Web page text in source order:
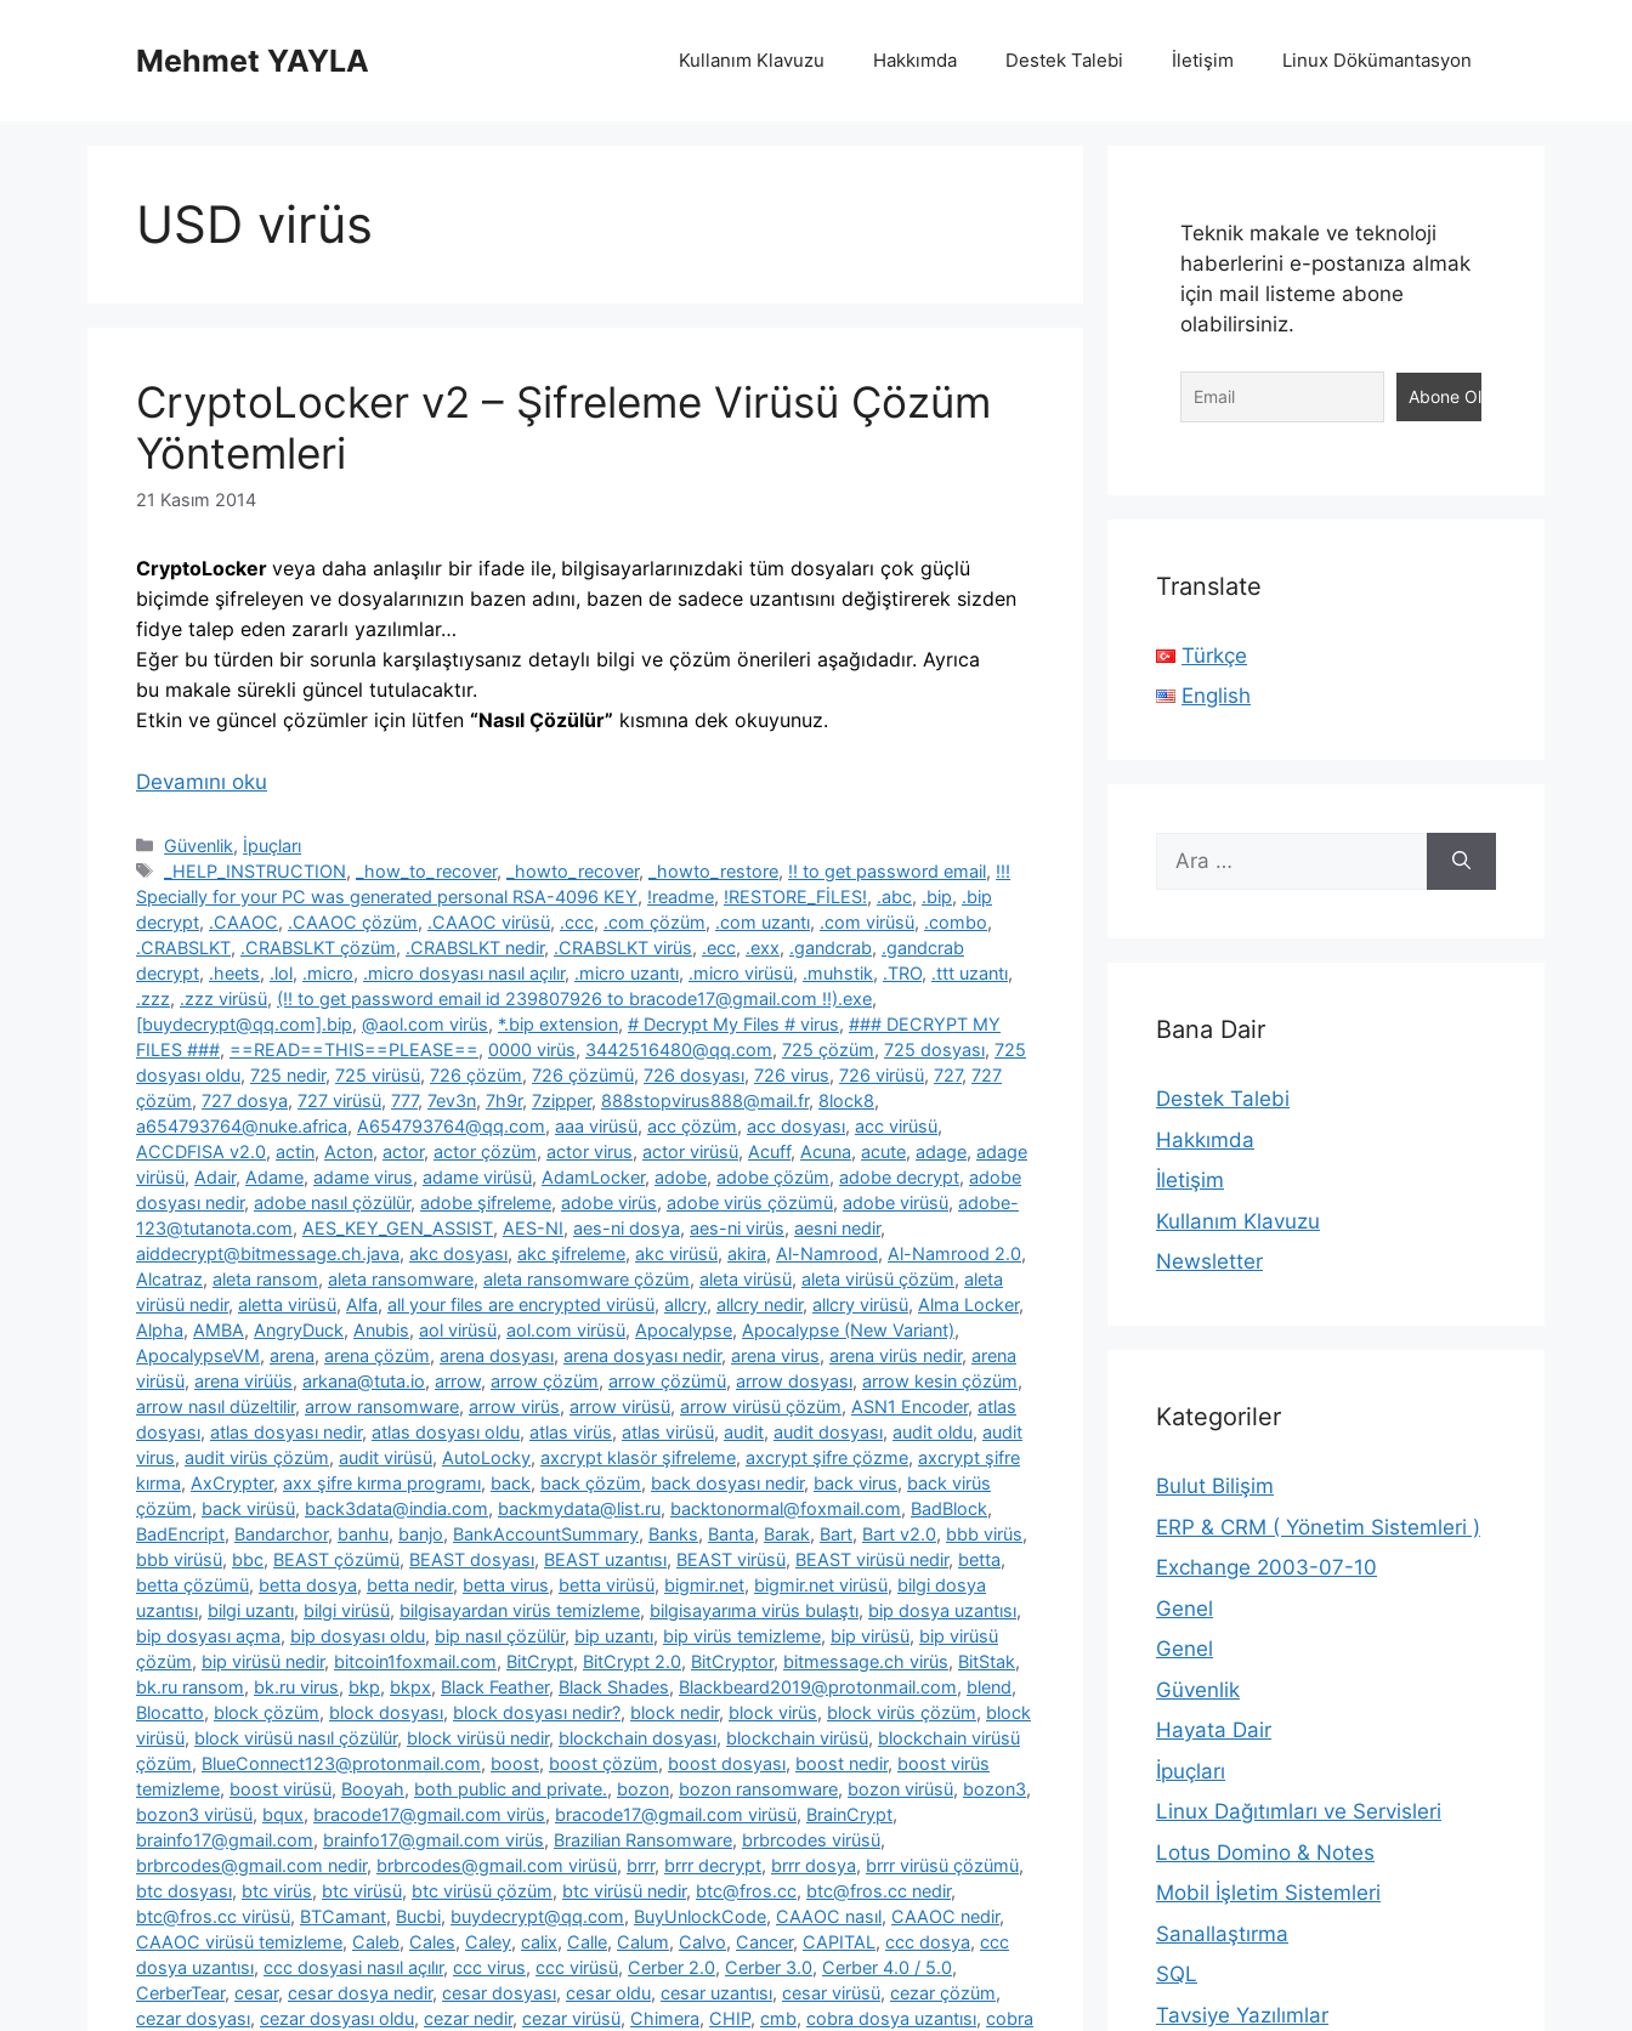
Mehmet YAYLA Kullanım Klavuzu Hakkımda Destek Talebi İletişim Linux Dökümantasyon
USD virüs
CryptoLocker v2 – Şifreleme Virüsü Çözüm
Yöntemleri
21 Kasım 2014
CryptoLocker veya daha anlaşılır bir ifade ile, bilgisayarlarınızdaki tüm dosyaları çok güçlü
biçimde şifreleyen ve dosyalarınızın bazen adını, bazen de sadece uzantısını değiştirerek sizden
fidye talep eden zararlı yazılımlar…
Eğer bu türden bir sorunla karşılaştıysanız detaylı bilgi ve çözüm önerileri aşağıdadır. Ayrıca
bu makale sürekli güncel tutulacaktır.
Etkin ve güncel çözümler için lütfen “Nasıl Çözülür” kısmına dek okuyunuz.
Devamını oku
Kategoriler
Güvenlik, İpuçları
Etiketler
_HELP_INSTRUCTION, _how_to_recover, _howto_recover, _howto_restore, !! to get password email, !!!
Specially for your PC was generated personal RSA-4096 KEY, !readme, !RESTORE_FİLES!, .abc, .bip, .bip
decrypt, .CAAOC, .CAAOC çözüm, .CAAOC virüsü, .ccc, .com çözüm, .com uzantı, .com virüsü, .combo,
.CRABSLKT, .CRABSLKT çözüm, .CRABSLKT nedir, .CRABSLKT virüs, .ecc, .exx, .gandcrab, .gandcrab
decrypt, .heets, .lol, .micro, .micro dosyası nasıl açılır, .micro uzantı, .micro virüsü, .muhstik, .TRO, .ttt uzantı,
.zzz, .zzz virüsü, (!! to get password email id 239807926 to bracode17@gmail.com !!).exe,
[buydecrypt@qq.com].bip, @aol.com virüs, *.bip extension, # Decrypt My Files # virus, ### DECRYPT MY
FILES ###, ==READ==THIS==PLEASE==, 0000 virüs, 3442516480@qq.com, 725 çözüm, 725 dosyası, 725
dosyası oldu, 725 nedir, 725 virüsü, 726 çözüm, 726 çözümü, 726 dosyası, 726 virus, 726 virüsü, 727, 727
çözüm, 727 dosya, 727 virüsü, 777, 7ev3n, 7h9r, 7zipper, 888stopvirus888@mail.fr, 8lock8,
a654793764@nuke.africa, A654793764@qq.com, aaa virüsü, acc çözüm, acc dosyası, acc virüsü,
ACCDFISA v2.0, actin, Acton, actor, actor çözüm, actor virus, actor virüsü, Acuff, Acuna, acute, adage, adage
virüsü, Adair, Adame, adame virus, adame virüsü, AdamLocker, adobe, adobe çözüm, adobe decrypt, adobe
dosyası nedir, adobe nasıl çözülür, adobe şifreleme, adobe virüs, adobe virüs çözümü, adobe virüsü, adobe-
123@tutanota.com, AES_KEY_GEN_ASSIST, AES-NI, aes-ni dosya, aes-ni virüs, aesni nedir,
aiddecrypt@bitmessage.ch.java, akc dosyası, akc şifreleme, akc virüsü, akira, Al-Namrood, Al-Namrood 2.0,
Alcatraz, aleta ransom, aleta ransomware, aleta ransomware çözüm, aleta virüsü, aleta virüsü çözüm, aleta
virüsü nedir, aletta virüsü, Alfa, all your files are encrypted virüsü, allcry, allcry nedir, allcry virüsü, Alma Locker,
Alpha, AMBA, AngryDuck, Anubis, aol virüsü, aol.com virüsü, Apocalypse, Apocalypse (New Variant),
ApocalypseVM, arena, arena çözüm, arena dosyası, arena dosyası nedir, arena virus, arena virüs nedir, arena
virüsü, arena virüüs, arkana@tuta.io, arrow, arrow çözüm, arrow çözümü, arrow dosyası, arrow kesin çözüm,
arrow nasıl düzeltilir, arrow ransomware, arrow virüs, arrow virüsü, arrow virüsü çözüm, ASN1 Encoder, atlas
dosyası, atlas dosyası nedir, atlas dosyası oldu, atlas virüs, atlas virüsü, audit, audit dosyası, audit oldu, audit
virus, audit virüs çözüm, audit virüsü, AutoLocky, axcrypt klasör şifreleme, axcrypt şifre çözme, axcrypt şifre
kırma, AxCrypter, axx şifre kırma programı, back, back çözüm, back dosyası nedir, back virus, back virüs
çözüm, back virüsü, back3data@india.com, backmydata@list.ru, backtonormal@foxmail.com, BadBlock,
BadEncript, Bandarchor, banhu, banjo, BankAccountSummary, Banks, Banta, Barak, Bart, Bart v2.0, bbb virüs,
bbb virüsü, bbc, BEAST çözümü, BEAST dosyası, BEAST uzantısı, BEAST virüsü, BEAST virüsü nedir, betta,
betta çözümü, betta dosya, betta nedir, betta virus, betta virüsü, bigmir.net, bigmir.net virüsü, bilgi dosya
uzantısı, bilgi uzantı, bilgi virüsü, bilgisayardan virüs temizleme, bilgisayarıma virüs bulaştı, bip dosya uzantısı,
bip dosyası açma, bip dosyası oldu, bip nasıl çözülür, bip uzantı, bip virüs temizleme, bip virüsü, bip virüsü
çözüm, bip virüsü nedir, bitcoin1foxmail.com, BitCrypt, BitCrypt 2.0, BitCryptor, bitmessage.ch virüs, BitStak,
bk.ru ransom, bk.ru virus, bkp, bkpx, Black Feather, Black Shades, Blackbeard2019@protonmail.com, blend,
Blocatto, block çözüm, block dosyası, block dosyası nedir?, block nedir, block virüs, block virüs çözüm, block
virüsü, block virüsü nasıl çözülür, block virüsü nedir, blockchain dosyası, blockchain virüsü, blockchain virüsü
çözüm, BlueConnect123@protonmail.com, boost, boost çözüm, boost dosyası, boost nedir, boost virüs
temizleme, boost virüsü, Booyah, both public and private., bozon, bozon ransomware, bozon virüsü, bozon3,
bozon3 virüsü, bqux, bracode17@gmail.com virüs, bracode17@gmail.com virüsü, BrainCrypt,
brainfo17@gmail.com, brainfo17@gmail.com virüs, Brazilian Ransomware, brbrcodes virüsü,
brbrcodes@gmail.com nedir, brbrcodes@gmail.com virüsü, brrr, brrr decrypt, brrr dosya, brrr virüsü çözümü,
btc dosyası, btc virüs, btc virüsü, btc virüsü çözüm, btc virüsü nedir, btc@fros.cc, btc@fros.cc nedir,
btc@fros.cc virüsü, BTCamant, Bucbi, buydecrypt@qq.com, BuyUnlockCode, CAAOC nasıl, CAAOC nedir,
CAAOC virüsü temizleme, Caleb, Cales, Caley, calix, Calle, Calum, Calvo, Cancer, CAPITAL, ccc dosya, ccc
dosya uzantısı, ccc dosyasi nasıl açılır, ccc virus, ccc virüsü, Cerber 2.0, Cerber 3.0, Cerber 4.0 / 5.0,
CerberTear, cesar, cesar dosya nedir, cesar dosyası, cesar oldu, cesar uzantısı, cesar virüsü, cezar çözüm,
cezar dosyası, cezar dosyası oldu, cezar nedir, cezar virüsü, Chimera, CHIP, cmb, cobra dosya uzantısı, cobra
Teknik makale ve teknoloji
haberlerini e-postanıza almak
için mail listeme abone
olabilirsiniz.
Translate
Türkçe
English
için
Bana Dair
Destek Talebi
Hakkımda
İletişim
Kullanım Klavuzu
Newsletter
Kategoriler
Bulut Bilişim
ERP & CRM ( Yönetim Sistemleri )
Exchange 2003-07-10
Genel
Genel
Güvenlik
Hayata Dair
İpuçları
Linux Dağıtımları ve Servisleri
Lotus Domino & Notes
Mobil İşletim Sistemleri
Sanallaştırma
SQL
Tavsiye Yazılımlar